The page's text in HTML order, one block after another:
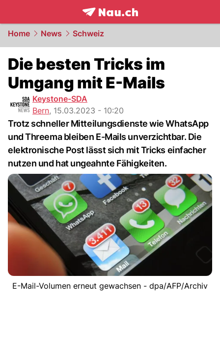
frontpage.NAU.ch
Home News Schweiz
Die besten Tricks im
Umgang mit E-Mails
Keystone-SDA
Bern, 15.03.2023 - 10:20
Trotz schneller Mitteilungsdienste wie WhatsApp
und Threema bleiben E-Mails unverzichtbar. Die
elektronische Post lässt sich mit Tricks einfacher
nutzen und hat ungeahnte Fähigkeiten.
E-Mail-Volumen erneut gewachsen - dpa/AFP/Archiv